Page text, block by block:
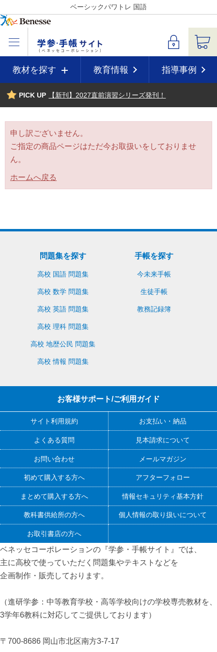
ベーシックパワトレ 国語
教材を探す 教育情報 指導事例
PICK UP 【新刊】2027直前演習シリーズ発刊！
申し訳ございません。
ご指定の商品ページはただ今お取扱いをしておりませ
ん。
ホームへ戻る
問題集を探す
高校 国語 問題集
高校 数学 問題集
高校 英語 問題集
高校 理科 問題集
高校 地歴公民 問題集
高校 情報 問題集
手帳を探す
今未来手帳
生徒手帳
教務記録簿
お客様サポート/ご利用ガイド
サイト利用規約 お支払い・納品
よくある質問 見本請求について
お問い合わせ メールマガジン
初めて購入する方へ アフターフォロー
まとめて購入する方へ 情報セキュリティ基本方針
教科書供給所の方へ 個人情報の取り扱いについて
お取引書店の方へ
ベネッセコーポレーションの『学参・手帳サイト』 では、
主に高校で使っていただく問題集やテキストなどを
企画制作・販売しております。
（進研学参：中等教育学校・高等学校向けの学校専売教材を、
3学年6教科に対応してご提供しております）
〒700-8686 岡山市北区南方3-7-17